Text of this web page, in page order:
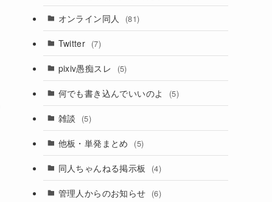
オンライン同人 (81)
Twitter (7)
pixiv愚痴スレ (5)
何でも書き込んでいいのよ (5)
雑談 (5)
他板・単発まとめ (5)
同人ちゃんねる掲示板 (4)
管理人からのお知らせ (6)